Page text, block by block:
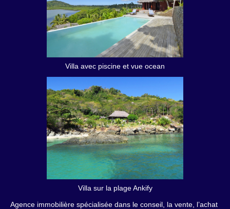
Villa avec piscine et vue ocean
Villa sur la plage Ankify
Agence immobilière spécialisée dans le conseil, la vente, l’achat